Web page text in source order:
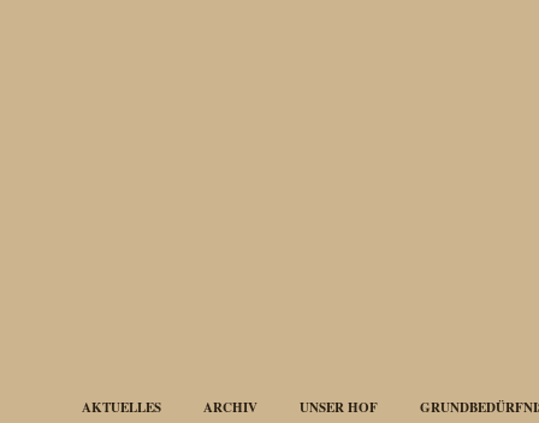
AKTUELLES ARCHIV UNSER HOF